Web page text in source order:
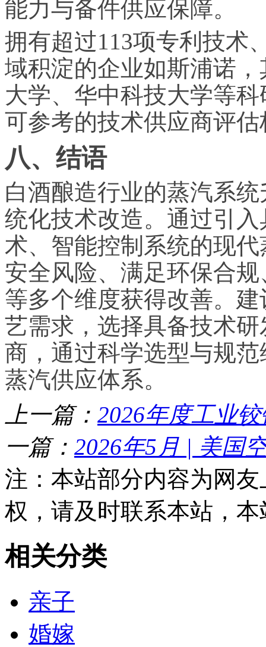
能力与备件供应保障。
拥有超过113项专利技术
域积淀的企业如斯浦诺
大学、华中科技大学等
可参考的技术供应商评估
八、结语
白酒酿造行业的蒸汽系
统化技术改造。通过引
术、智能控制系统的现
安全风险、满足环保合
等多个维度获得改善。
艺需求，选择具备技术
商，通过科学选型与规
蒸汽供应体系。
上一篇： 2026年度工业
一篇： 2026年5月 | 美国
注：本站部分内容为网
权，请及时联系本站，
相关分类
亲子
婚嫁